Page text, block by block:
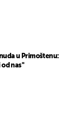
u Primoštenu:
nas"